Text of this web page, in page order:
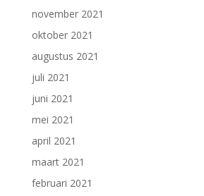
november 2021
oktober 2021
augustus 2021
juli 2021
juni 2021
mei 2021
april 2021
maart 2021
februari 2021